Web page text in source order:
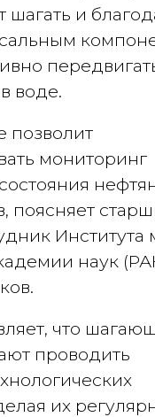
шагать и
воде.
позволит
мониторинг
поясняет
Института
наук
что
проводить
их